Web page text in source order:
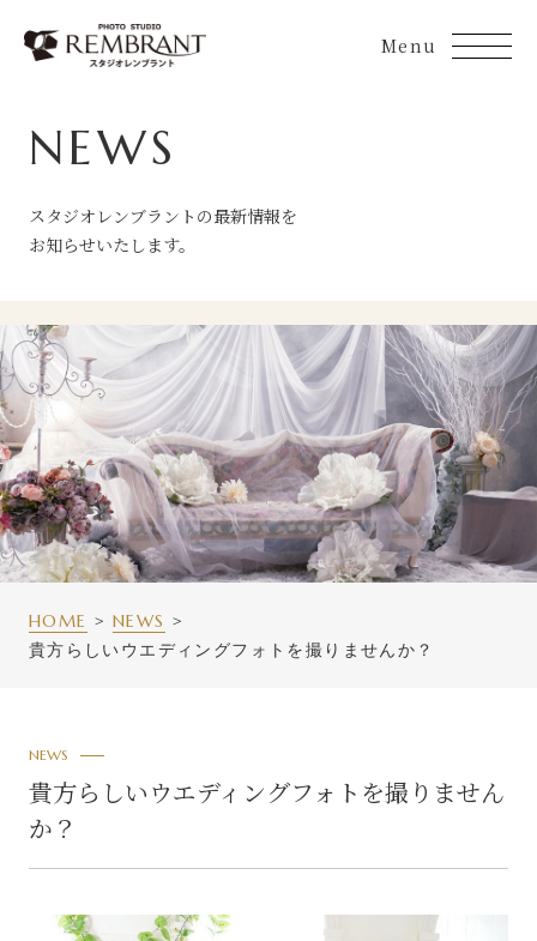
NEWS
スタジオレンブラントの最新情報を
お知らせいたします。
HOME
NEWS
貴方らしいウエディングフォトを撮りませんか？
NEWS
貴方らしいウエディングフォトを撮りません
か？